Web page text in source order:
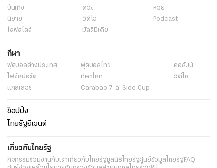
บันเทิง
ดวง
หวย
นิยาย
วิดีโอ
Podcast
ไลฟ์สไตล์
มัลติมีเดีย
กีฬา
ฟุตบอลต่่างประเทศ ฟุตบอลไทย
คอลัมน์
ไฟต์สปอร์ต
กีฬาโลก
วิดีโอ
แกลเลอรี่
Carabao 7-a-Side Cup
ช็อปปิ้ง
ไทยรัฐอีเวนต์
เกี่ยวกับไทยรัฐ
กิจกรรมร่วมงานกับเราเกี่ยวกับไทยรัฐมูลนิธิไทยรัฐศูนย์ข้อมูลไทยรัฐFAQ